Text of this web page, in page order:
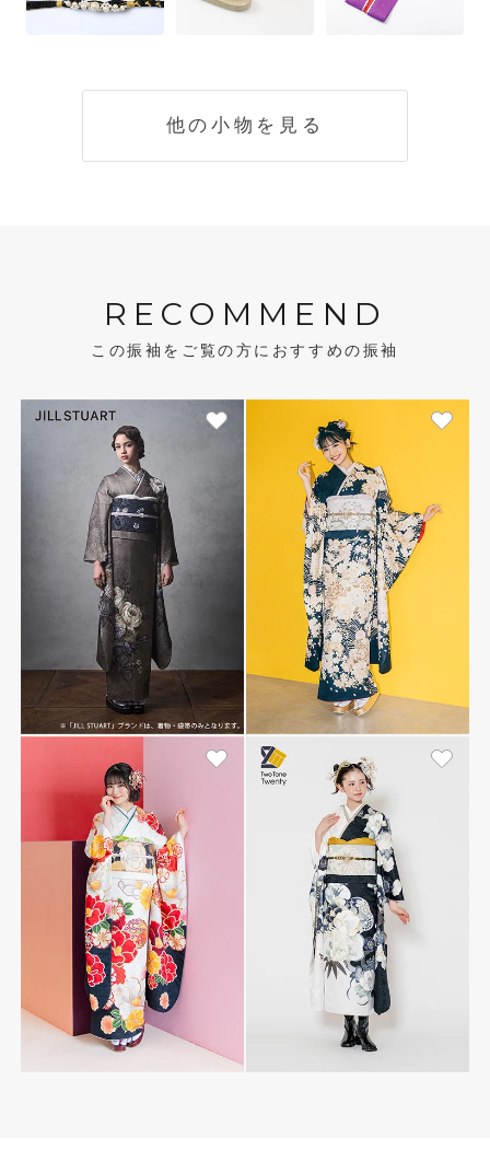
他の小物を見る
RECOMMEND
この振袖をご覧の方におすすめの振袖